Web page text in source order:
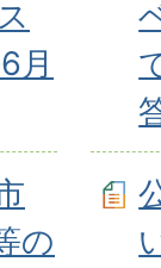
月
の